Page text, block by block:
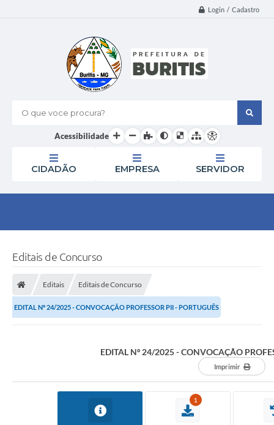
Login / Cadastro
O que voce procura?
Acessibilidade
CIDADÃO EMPRESA SERVIDOR
Editais de Concurso
Editais Editais de Concurso
EDITAL Nº 24/2025 - CONVOCAÇÃO PROFESSOR PII - PORTUGUÊS
EDITAL Nº 24/2025 - CONVOCAÇÃO
Imprimir
1